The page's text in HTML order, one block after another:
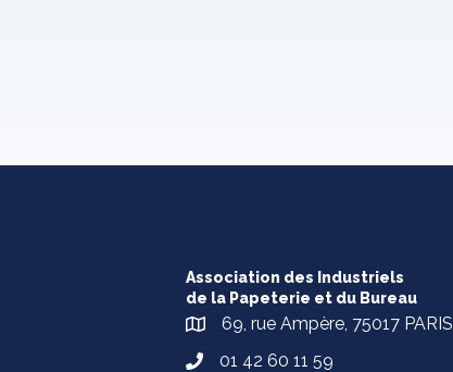
Association des Industriels
de la Papeterie et du Bureau
69, rue Ampère, 75017 PARIS
01 42 60 11 59